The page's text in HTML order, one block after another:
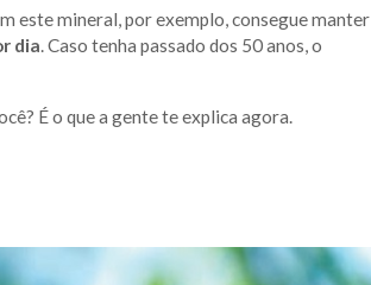
este mineral, por exemplo, consegue manter
dia. Caso tenha passado dos 50 anos, o
É o que a gente te explica agora.